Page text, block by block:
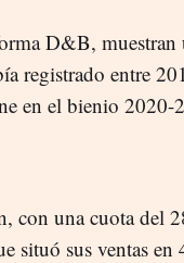
D&B, muestran
registrado entre
en el bienio 2020-
con una cuota del
situó sus ventas en